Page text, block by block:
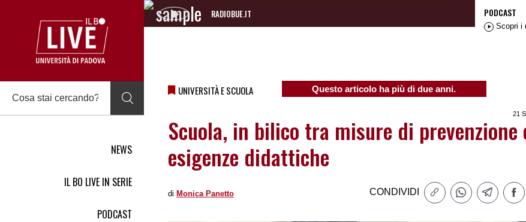
NEWS
IL BO LIVE IN SERIE
PODCAST
RADIOBUE.IT
Audio
PODCAST
Scopri i
UNIVERSITÀ E SCUOLA Questo articolo ha più di due anni.
21
Scuola, in bilico tra misure di prevenzione
esigenze didattiche
di Monica Panetto CONDIVIDI